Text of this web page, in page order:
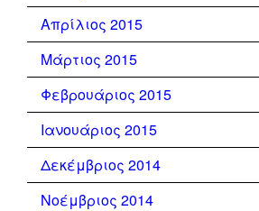
Απρίλιος 2015
Μάρτιος 2015
Φεβρουάριος 2015
Ιανουάριος 2015
Δεκέμβριος 2014
Νοέμβριος 2014